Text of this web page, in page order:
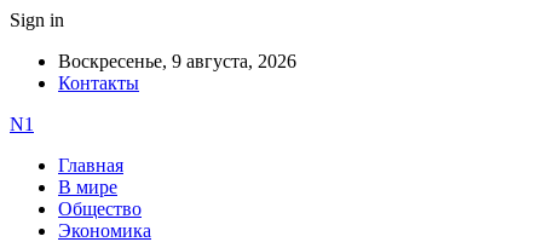
Sign in
Воскресенье, 9 августа, 2026
Контакты
N1
Главная
В мире
Общество
Экономика